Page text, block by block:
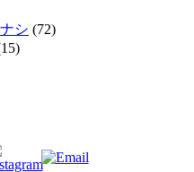
シ (72)